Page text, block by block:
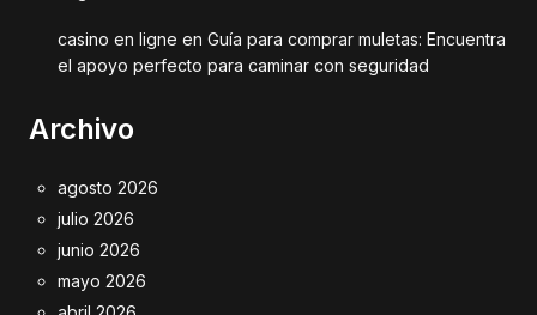
casino en ligne en Guía para comprar muletas: Encuentra
el apoyo perfecto para caminar con seguridad
Archivo
agosto 2026
julio 2026
junio 2026
mayo 2026